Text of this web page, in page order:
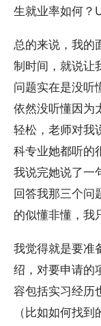
生就业率如何？
总的来说，我的
制时间，就说让
问题实在是没听
依然没听懂因为
轻松，老师对我
科专业她都听的
我说完她说了一
回答我那三个问
的似懂非懂，我
我觉得就是要准
绍，对要申请的
容包括实习经历
（比如如何找